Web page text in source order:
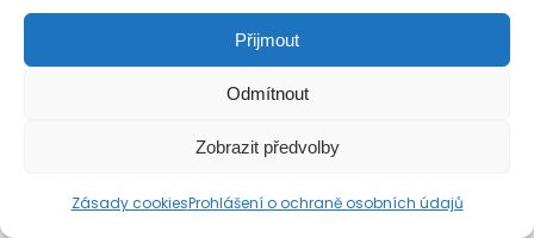
Přijmout
Odmítnout
Zobrazit předvolby
Zásady cookiesProhlášení o ochraně osobních údajů
Copyright 2019-2026 Alfa Human Service
/ TM Servis - the technical motion s.r.o.